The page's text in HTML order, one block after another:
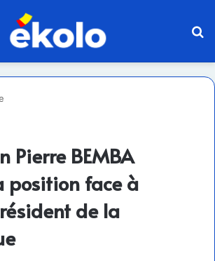
Pierre BEMBA
position face à
de la